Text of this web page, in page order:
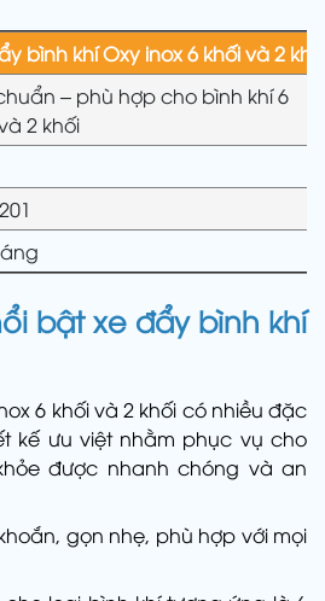
bình khí Oxy inox 6 khối và 2
– phù hợp cho bình khí 6
2 khối
bật xe đẩy bình khí
6 khối và 2 khối có nhiều đặc
kế ưu việt nhằm phục vụ cho
được nhanh chóng và an
gọn nhẹ, phù hợp với mọi